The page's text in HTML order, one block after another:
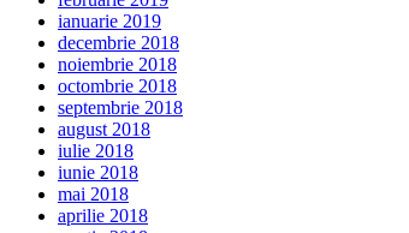
ianuarie 2019
decembrie 2018
noiembrie 2018
octombrie 2018
septembrie 2018
august 2018
iulie 2018
iunie 2018
mai 2018
aprilie 2018